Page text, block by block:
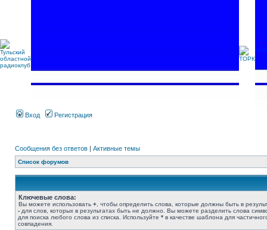
Вход Регистрация
Сообщения без ответов | Активные темы
Список форумов
Ключевые слова:
Вы можете использовать + , чтобы определить слова, которые должны быть в
- для слов, которых в результатах быть не должно. Вы можете разделить слова
для поиска любого слова из списка. Используйте * в качестве шаблона для
совпадения.